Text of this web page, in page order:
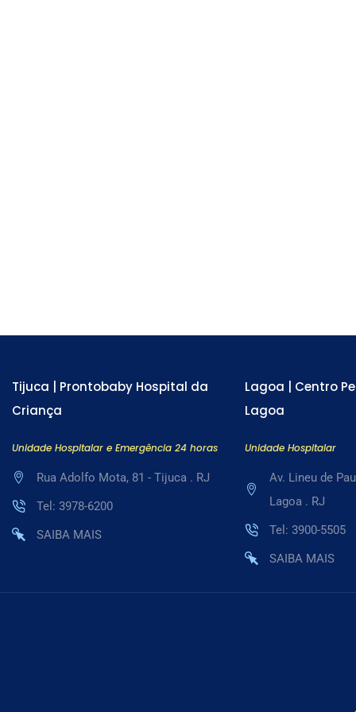
Tijuca | Prontobaby Hospital da
Criança
Unidade Hospitalar e Emergência 24 horas
Rua Adolfo Mota, 81 - Tijuca . RJ
Tel: 3978-6200
SAIBA MAIS
Lagoa | Centro
Lagoa
Unidade Hospitalar
Av. Lineu de
Lagoa . RJ
Tel: 3900-5505
SAIBA MAIS